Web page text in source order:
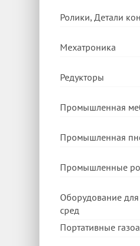
Ролики, Детали
Мехатроника
Редукторы
Промышленная
Промышленная
Промышленные
Оборудование
сред
Портативные